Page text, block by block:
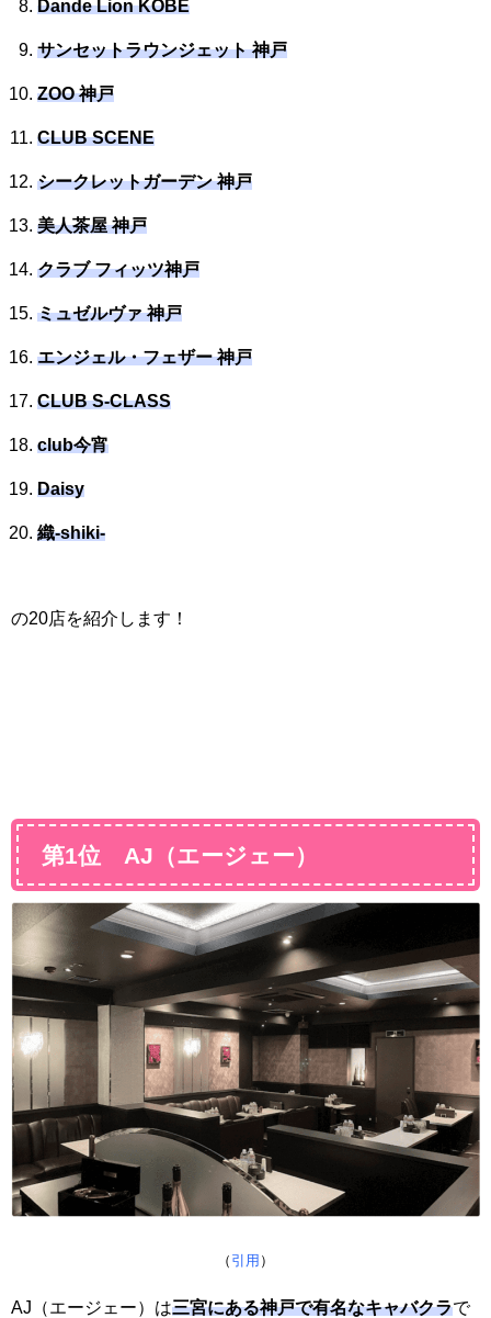
Dande Lion KOBE
サンセットラウンジェット 神戸
ZOO 神戸
CLUB SCENE
シークレットガーデン 神戸
美人茶屋 神戸
クラブ フィッツ神戸
ミュゼルヴァ 神戸
エンジェル・フェザー 神戸
CLUB S-CLASS
club今宵
Daisy
織-shiki-
の20店を紹介します！
第1位 AJ（エージェー）
（ 引用 ）
AJ（エージェー）は三宮にある神戸で有名なキャバクラで